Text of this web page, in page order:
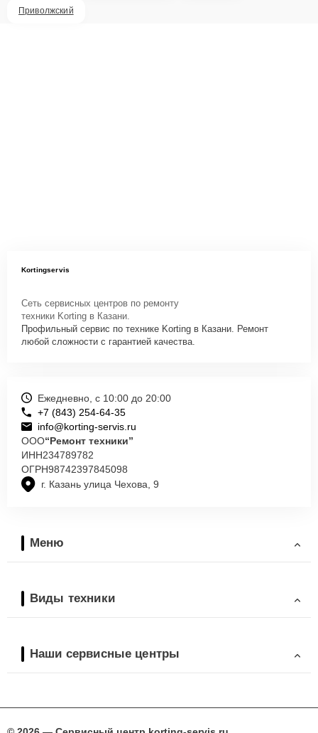
Приволжский
Kortingservis
Сеть сервисных центров по ремонту
техники Korting в Казани.
Профильный сервис по технике Korting в Казани. Ремонт
любой сложности с гарантией качества.
г. Казань улица Чехова, 9
Ежедневно, с 10:00 до 20:00
+7 (843) 254-64-35
info@korting-servis.ru
ООО“Ремонт техники”
ИНН234789782
ОГРН98742397845098
Меню
Виды техники
Наши сервисные центры